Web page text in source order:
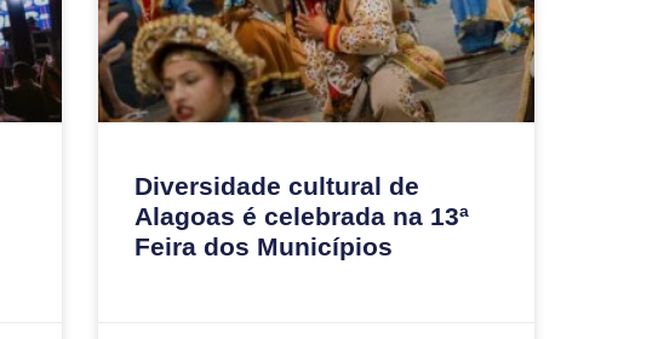
Diversidade cultural de
Alagoas é celebrada na 13ª
Feira dos Municípios